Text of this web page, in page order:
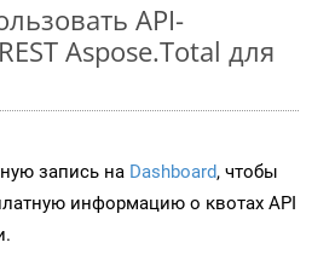
API-
Aspose.Total для
запись на Dashboard, чтобы
информацию о квотах API